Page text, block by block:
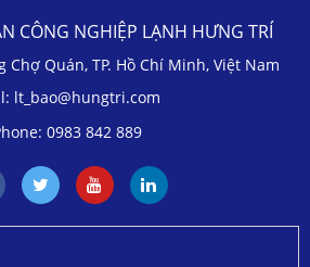
CÔNG NGHIỆP LẠNH HƯNG TRÍ
Chợ Quán, TP. Hồ Chí Minh, Việt Nam
lt_bao@hungtri.com
0983 842 889